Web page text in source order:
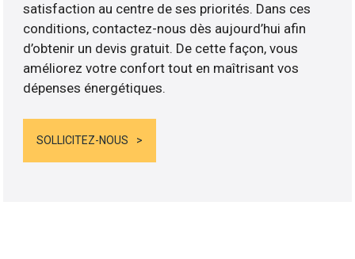
satisfaction au centre de ses priorités. Dans ces
conditions, contactez-nous dès aujourd’hui afin
d’obtenir un devis gratuit. De cette façon, vous
améliorez votre confort tout en maîtrisant vos
dépenses énergétiques.
SOLLICITEZ-NOUS